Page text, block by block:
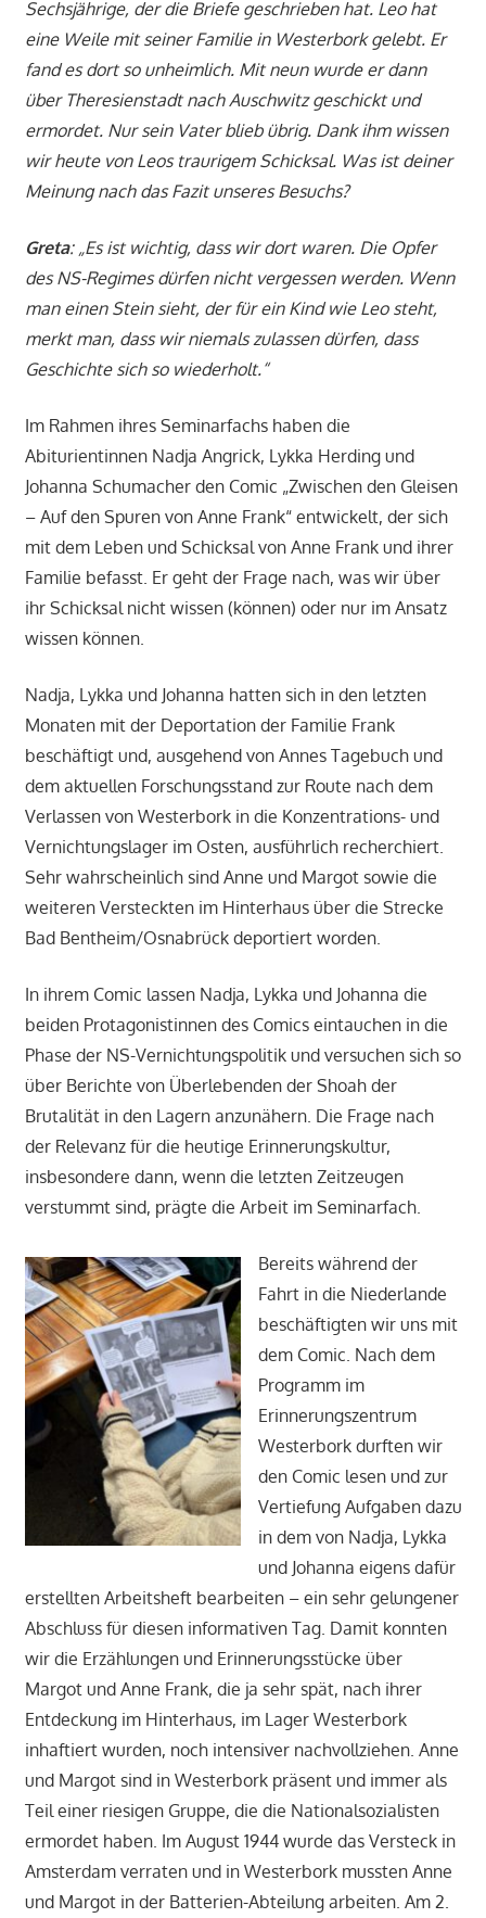
Sechsjährige, der die Briefe geschrieben hat. Leo hat
eine Weile mit seiner Familie in Westerbork gelebt. Er
fand es dort so unheimlich. Mit neun wurde er dann
über Theresienstadt nach Auschwitz geschickt und
ermordet. Nur sein Vater blieb übrig. Dank ihm wissen
wir heute von Leos traurigem Schicksal. Was ist deiner
Meinung nach das Fazit unseres Besuchs?
Greta: „Es ist wichtig, dass wir dort waren. Die Opfer
des NS-Regimes dürfen nicht vergessen werden. Wenn
man einen Stein sieht, der für ein Kind wie Leo steht,
merkt man, dass wir niemals zulassen dürfen, dass
Geschichte sich so wiederholt.“
Im Rahmen ihres Seminarfachs haben die
Abiturientinnen Nadja Angrick, Lykka Herding und
Johanna Schumacher den Comic „Zwischen den Gleisen
– Auf den Spuren von Anne Frank“ entwickelt, der sich
mit dem Leben und Schicksal von Anne Frank und ihrer
Familie befasst. Er geht der Frage nach, was wir über
ihr Schicksal nicht wissen (können) oder nur im Ansatz
wissen können.
Nadja, Lykka und Johanna hatten sich in den letzten
Monaten mit der Deportation der Familie Frank
beschäftigt und, ausgehend von Annes Tagebuch und
dem aktuellen Forschungsstand zur Route nach dem
Verlassen von Westerbork in die Konzentrations- und
Vernichtungslager im Osten, ausführlich recherchiert.
Sehr wahrscheinlich sind Anne und Margot sowie die
weiteren Versteckten im Hinterhaus über die Strecke
Bad Bentheim/Osnabrück deportiert worden.
In ihrem Comic lassen Nadja, Lykka und Johanna die
beiden Protagonistinnen des Comics eintauchen in die
Phase der NS-Vernichtungspolitik und versuchen sich so
über Berichte von Überlebenden der Shoah der
Brutalität in den Lagern anzunähern. Die Frage nach
der Relevanz für die heutige Erinnerungskultur,
insbesondere dann, wenn die letzten Zeitzeugen
verstummt sind, prägte die Arbeit im Seminarfach.
Bereits während der
Fahrt in die Niederlande
beschäftigten wir uns mit
dem Comic. Nach dem
Programm im
Erinnerungszentrum
Westerbork durften wir
den Comic lesen und zur
Vertiefung Aufgaben dazu
in dem von Nadja, Lykka
und Johanna eigens dafür
erstellten Arbeitsheft bearbeiten – ein sehr gelungener
Abschluss für diesen informativen Tag. Damit konnten
wir die Erzählungen und Erinnerungsstücke über
Margot und Anne Frank, die ja sehr spät, nach ihrer
Entdeckung im Hinterhaus, im Lager Westerbork
inhaftiert wurden, noch intensiver nachvollziehen. Anne
und Margot sind in Westerbork präsent und immer als
Teil einer riesigen Gruppe, die die Nationalsozialisten
ermordet haben. Im August 1944 wurde das Versteck in
Amsterdam verraten und in Westerbork mussten Anne
und Margot in der Batterien-Abteilung arbeiten. Am 2.